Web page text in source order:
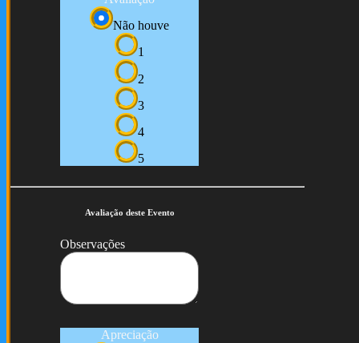
Não houve
1
2
3
4
5
Avaliação deste Evento
Observações
Apreciação